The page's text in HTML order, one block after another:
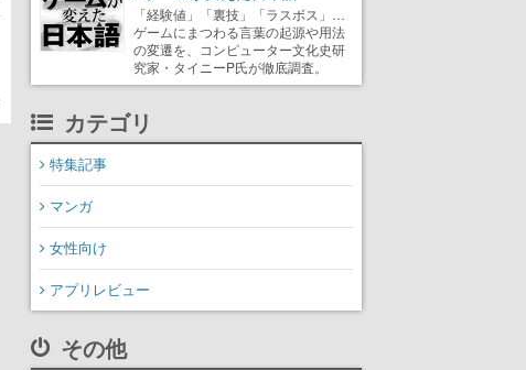
「経験値」「裏技」「ラスボス」…
ゲームにまつわる言葉の起源や用法
の変遷を、コンピューター文化史研
究家・タイニーP氏が徹底調査。
カテゴリ
特集記事
マンガ
女性向け
アプリレビュー
その他